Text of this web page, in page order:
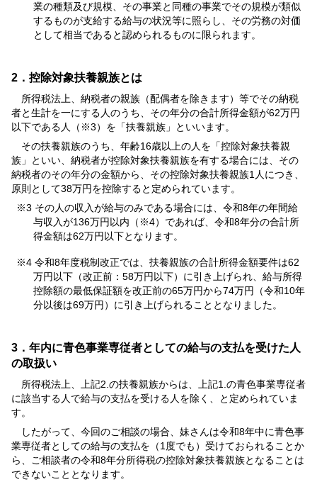
業の種類及び規模、その事業と同種の事業でその規模が類似
するものが支給する給与の状況等に照らし、その労務の対価
として相当であると認められるものに限られます。
2．控除対象扶養親族とは
所得税法上、納税者の親族（配偶者を除きます）等でその納税
者と生計を一にする人のうち、その年分の合計所得金額が62万円
以下である人（※3）を「扶養親族」といいます。
その扶養親族のうち、年齢16歳以上の人を「控除対象扶養親
族」といい、納税者が控除対象扶養親族を有する場合には、その
納税者のその年分の金額から、その控除対象扶養親族1人につき、
原則として38万円を控除すると定められています。
※3 その人の収入が給与のみである場合には、令和8年の年間給
与収入が136万円以内（※4）であれば、令和8年分の合計所
得金額は62万円以下となります。
※4 令和8年度税制改正では、扶養親族の合計所得金額要件は62
万円以下（改正前：58万円以下）に引き上げられ、給与所得
控除額の最低保証額を改正前の65万円から74万円（令和10年
分以後は69万円）に引き上げられることとなりました。
3．年内に青色事業専従者としての給与の支払を受けた人
の取扱い
所得税法上、上記2.の扶養親族からは、上記1.の青色事業専従者
に該当する人で給与の支払を受ける人を除く、と定められていま
す。
したがって、今回のご相談の場合、妹さんは令和8年中に青色事
業専従者としての給与の支払を（1度でも）受けておられることか
ら、ご相談者の令和8年分所得税の控除対象扶養親族となることは
できないこととなります。